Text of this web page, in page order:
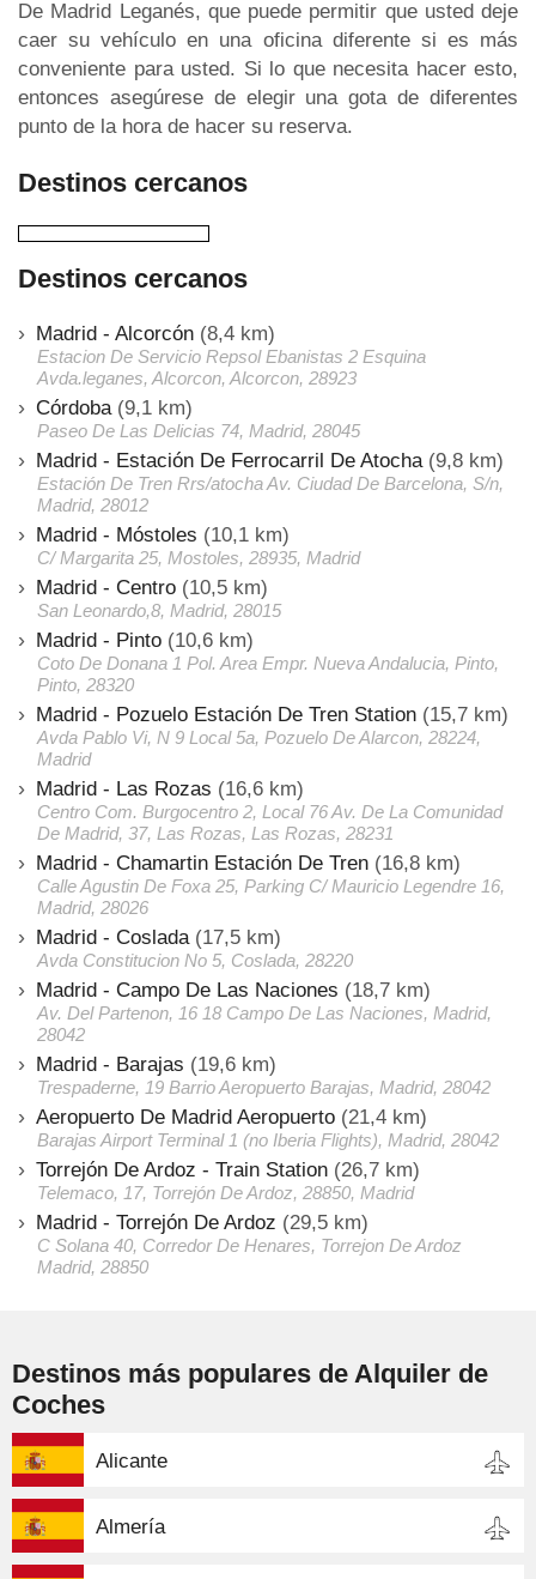
De Madrid Leganés, que puede permitir que usted deje
caer su vehículo en una oficina diferente si es más
conveniente para usted. Si lo que necesita hacer esto,
entonces asegúrese de elegir una gota de diferentes
punto de la hora de hacer su reserva.
Destinos cercanos
Destinos cercanos
Madrid - Alcorcón (8,4 km)
Estacion De Servicio Repsol Ebanistas 2 Esquina
Avda.leganes, Alcorcon, Alcorcon, 28923
Córdoba (9,1 km)
Paseo De Las Delicias 74, Madrid, 28045
Madrid - Estación De Ferrocarril De Atocha (9,8 km)
Estación De Tren Rrs/atocha Av. Ciudad De Barcelona, S/n,
Madrid, 28012
Madrid - Móstoles (10,1 km)
C/ Margarita 25, Mostoles, 28935, Madrid
Madrid - Centro (10,5 km)
San Leonardo,8, Madrid, 28015
Madrid - Pinto (10,6 km)
Coto De Donana 1 Pol. Area Empr. Nueva Andalucia, Pinto,
Pinto, 28320
Madrid - Pozuelo Estación De Tren Station (15,7 km)
Avda Pablo Vi, N 9 Local 5a, Pozuelo De Alarcon, 28224,
Madrid
Madrid - Las Rozas (16,6 km)
Centro Com. Burgocentro 2, Local 76 Av. De La Comunidad
De Madrid, 37, Las Rozas, Las Rozas, 28231
Madrid - Chamartin Estación De Tren (16,8 km)
Calle Agustin De Foxa 25, Parking C/ Mauricio Legendre 16,
Madrid, 28026
Madrid - Coslada (17,5 km)
Avda Constitucion No 5, Coslada, 28220
Madrid - Campo De Las Naciones (18,7 km)
Av. Del Partenon, 16 18 Campo De Las Naciones, Madrid,
28042
Madrid - Barajas (19,6 km)
Trespaderne, 19 Barrio Aeropuerto Barajas, Madrid, 28042
Aeropuerto De Madrid Aeropuerto (21,4 km)
Barajas Airport Terminal 1 (no Iberia Flights), Madrid, 28042
Torrejón De Ardoz - Train Station (26,7 km)
Telemaco, 17, Torrejón De Ardoz, 28850, Madrid
Madrid - Torrejón De Ardoz (29,5 km)
C Solana 40, Corredor De Henares, Torrejon De Ardoz
Madrid, 28850
Destinos más populares de Alquiler de
Coches
Alicante
Almería